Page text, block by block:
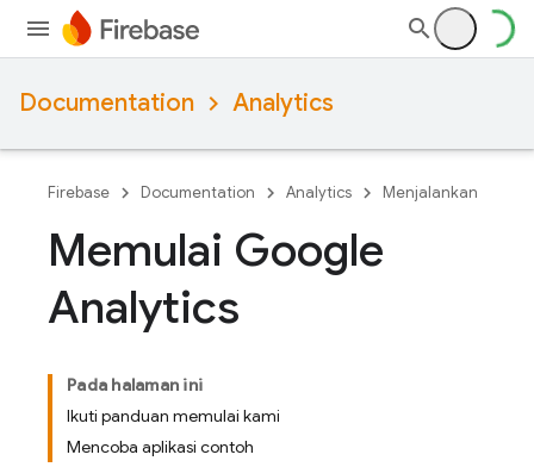
Documentation Analytics
Firebase Documentation Analytics Menjalankan
Memulai Google
Analytics
Pada halaman ini
Ikuti panduan memulai kami
Mencoba aplikasi contoh